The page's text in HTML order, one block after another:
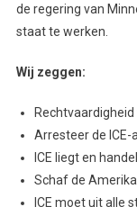
de regering van
staat te werken.
Wij zeggen:
Rechtvaardigheid
Arresteer de ICE-
ICE liegt en
Schaf de
ICE moet uit alle